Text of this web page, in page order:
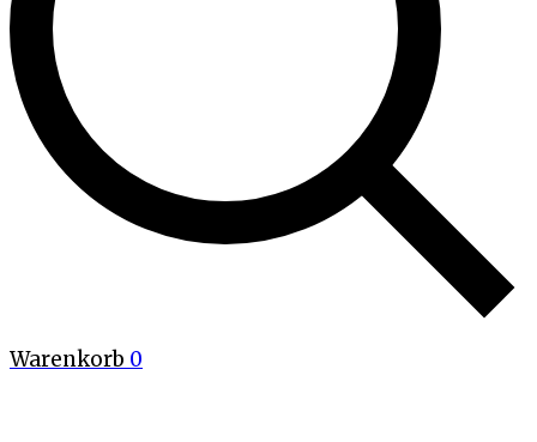
Warenkorb 0